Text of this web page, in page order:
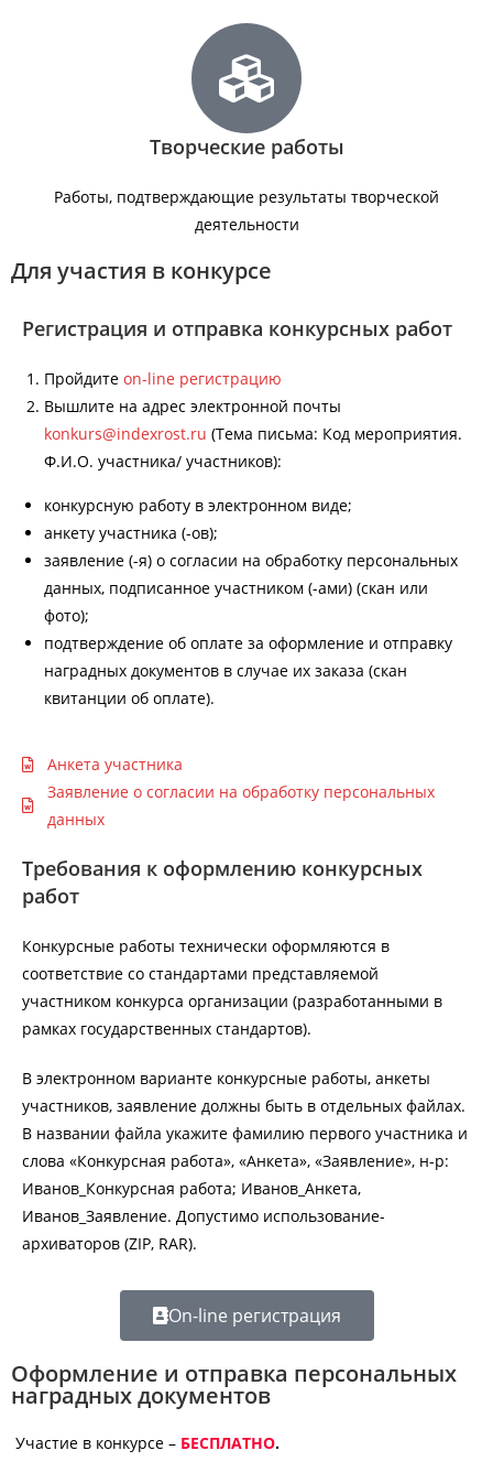
Творческие работы
Работы, подтверждающие результаты творческой
деятельности
Для участия в конкурсе
Регистрация и отправка конкурсных работ
Пройдите on-line регистрацию
Вышлите на адрес электронной почты
konkurs@indexrost.ru (Тема письма: Код мероприятия.
Ф.И.О. участника/ участников):
конкурсную работу в электронном виде;
анкету участника (-ов);
заявление (-я) о согласии на обработку персональных
данных, подписанное участником (-ами) (скан или
фото);
подтверждение об оплате за оформление и отправку
наградных документов в случае их заказа (скан
квитанции об оплате).
Анкета участника
Заявление о согласии на обработку персональных
данных
Требования к оформлению конкурсных
работ
Конкурсные работы технически оформляются в
соответствие со стандартами представляемой
участником конкурса организации (разработанными в
рамках государственных стандартов).
В электронном варианте конкурсные работы, анкеты
участников, заявление должны быть в отдельных файлах.
В названии файла укажите фамилию первого участника и
слова «Конкурсная работа», «Анкета», «Заявление», н-р:
Иванов_Конкурсная работа; Иванов_Анкета,
Иванов_Заявление. Допустимо использование-
архиваторов (ZIP, RAR).
On-line регистрация
Оформление и отправка персональных
наградных документов
Участие в конкурсе – БЕСПЛАТНО.